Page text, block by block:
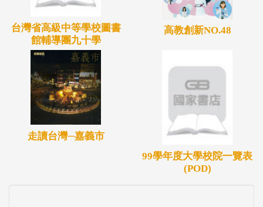
台灣省高級中等學校圖書
館輔導團九十學
高教創新NO.48
走讀台灣─嘉義市
99學年度大學校院一覽表
(POD)